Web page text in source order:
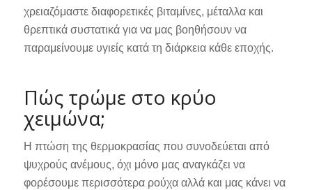
χρειαζόμαστε διαφορετικές βιταμίνες, μέταλλα και
θρεπτικά συστατικά για να μας βοηθήσουν να
παραμείνουμε υγιείς κατά τη διάρκεια κάθε εποχής.
Πώς τρώμε στο κρύο
χειμώνα;
Η πτώση της θερμοκρασίας που συνοδεύεται από
ψυχρούς ανέμους, όχι μόνο μας αναγκάζει να
φορέσουμε περισσότερα ρούχα αλλά και μας κάνει να